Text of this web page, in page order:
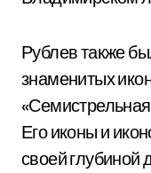
Рублев также
знаменитых
Его иконы и
своей глубиной